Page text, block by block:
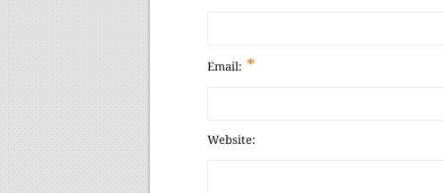
Email: *
Website: